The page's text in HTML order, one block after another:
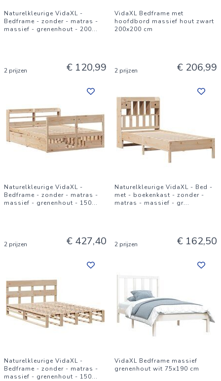
Naturelkleurige VidaXL -
Bedframe - zonder - matras -
massief - grenenhout - 200...
2 prijzen € 120,99
VidaXL Bedframe met
hoofdbord massief hout zwart
200x200 cm
2 prijzen € 206,99
Naturelkleurige VidaXL -
Bedframe - zonder - matras -
massief - grenenhout - 150...
2 prijzen € 427,40
Naturelkleurige VidaXL - Bed -
met - boekenkast - zonder -
matras - massief - gr...
2 prijzen € 162,50
Naturelkleurige VidaXL -
Bedframe - zonder - matras -
massief - grenenhout - 150...
VidaXL Bedframe massief
grenenhout wit 75x190 cm